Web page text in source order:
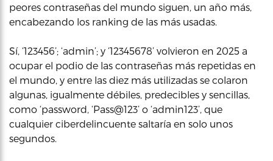
peores contraseñas del mundo siguen, un año más,
encabezando los ranking de las más usadas.
Sí, ‘123456’; ‘admin’; y ‘12345678’ volvieron en 2025 a
ocupar el podio de las contraseñas más repetidas en
el mundo, y entre las diez más utilizadas se colaron
algunas, igualmente débiles, predecibles y sencillas,
como ‘password, ‘Pass@123’ o ‘admin123’, que
cualquier ciberdelincuente saltaría en solo unos
segundos.